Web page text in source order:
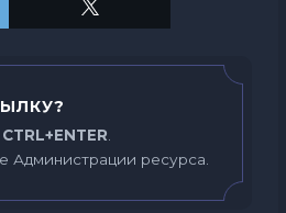
CTRL+ENTER
Администрации ресурса.